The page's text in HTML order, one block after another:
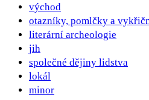
východ
otazníky, pomlčky a
literární archeologie
jih
společné dějiny lidstva
lokál
minor